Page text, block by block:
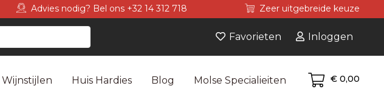
Advies nodig? Bel ons +32 14 312 718 Zeer uitgebreide keuze
Favorieten Inloggen
Wijnstijlen Huis Hardies Blog Molse Specialieiten € 0,00